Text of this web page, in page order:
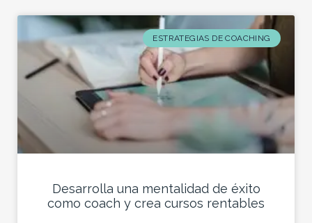
ESTRATEGIAS DE COACHING
Desarrolla una mentalidad de éxito
como coach y crea cursos rentables